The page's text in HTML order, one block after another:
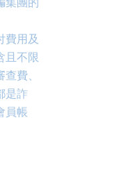
集團的
費用及
且不限
費、
是詐
員帳